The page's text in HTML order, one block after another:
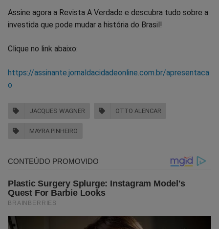
Assine agora a Revista A Verdade e descubra tudo sobre a
investida que pode mudar a história do Brasil!
Clique no link abaixo:
https://assinante.jornaldacidadeonline.com.br/apresentaca
o
JACQUES WAGNER OTTO ALENCAR
MAYRA PINHEIRO